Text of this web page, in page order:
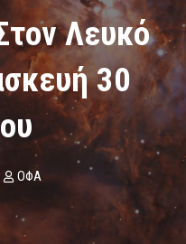
Λευκό
30
ΟΦΑ